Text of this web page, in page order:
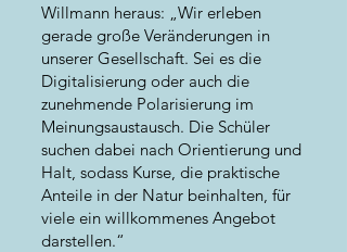
Willmann heraus: „Wir erleben
gerade große Veränderungen in
unserer Gesellschaft. Sei es die
Digitalisierung oder auch die
zunehmende Polarisierung im
Meinungsaustausch. Die Schüler
suchen dabei nach Orientierung und
Halt, sodass Kurse, die praktische
Anteile in der Natur beinhalten, für
viele ein willkommenes Angebot
darstellen.“